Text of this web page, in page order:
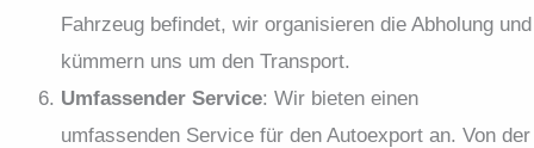
Fahrzeug befindet, wir organisieren die Abholung und
kümmern uns um den Transport.
Umfassender Service: Wir bieten einen
umfassenden Service für den Autoexport an. Von der